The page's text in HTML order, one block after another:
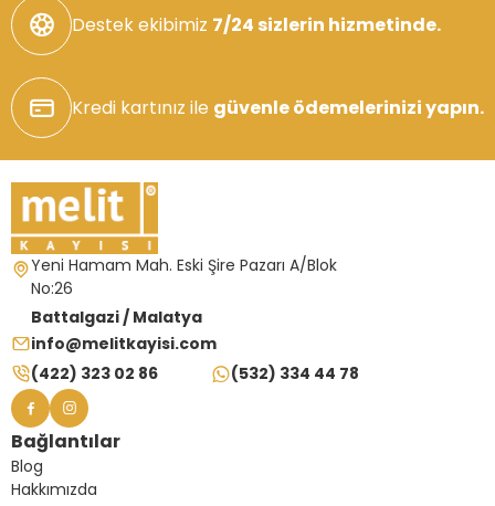
Destek ekibimiz 7/24 sizlerin hizmetinde.
Kredi kartınız ile güvenle ödemelerinizi yapın.
Yeni Hamam Mah. Eski Şire Pazarı A/Blok
No:26
Battalgazi / Malatya
info@melitkayisi.com
(422) 323 02 86
(532) 334 44 78
Bağlantılar
Blog
Hakkımızda